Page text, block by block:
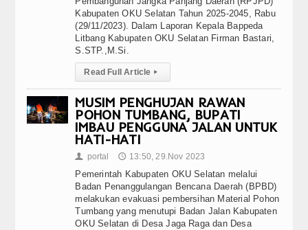
Kabupaten OKU Selatan Tahun 2025-2045, Rabu
(29/11/2023). Dalam Laporan Kepala Bappeda
Litbang Kabupaten OKU Selatan Firman Bastari,
S.STP.,M.Si.
Read Full Article ▸
MUSIM PENGHUJAN RAWAN
POHON TUMBANG, BUPATI
IMBAU PENGGUNA JALAN UNTUK
HATI-HATI
👤 portal 🕔 13:50, 29.Nov 2023
Pemerintah Kabupaten OKU Selatan melalui
Badan Penanggulangan Bencana Daerah (BPBD)
melakukan evakuasi pembersihan Material Pohon
Tumbang yang menutupi Badan Jalan Kabupaten
OKU Selatan di Desa Jaga Raga dan Desa